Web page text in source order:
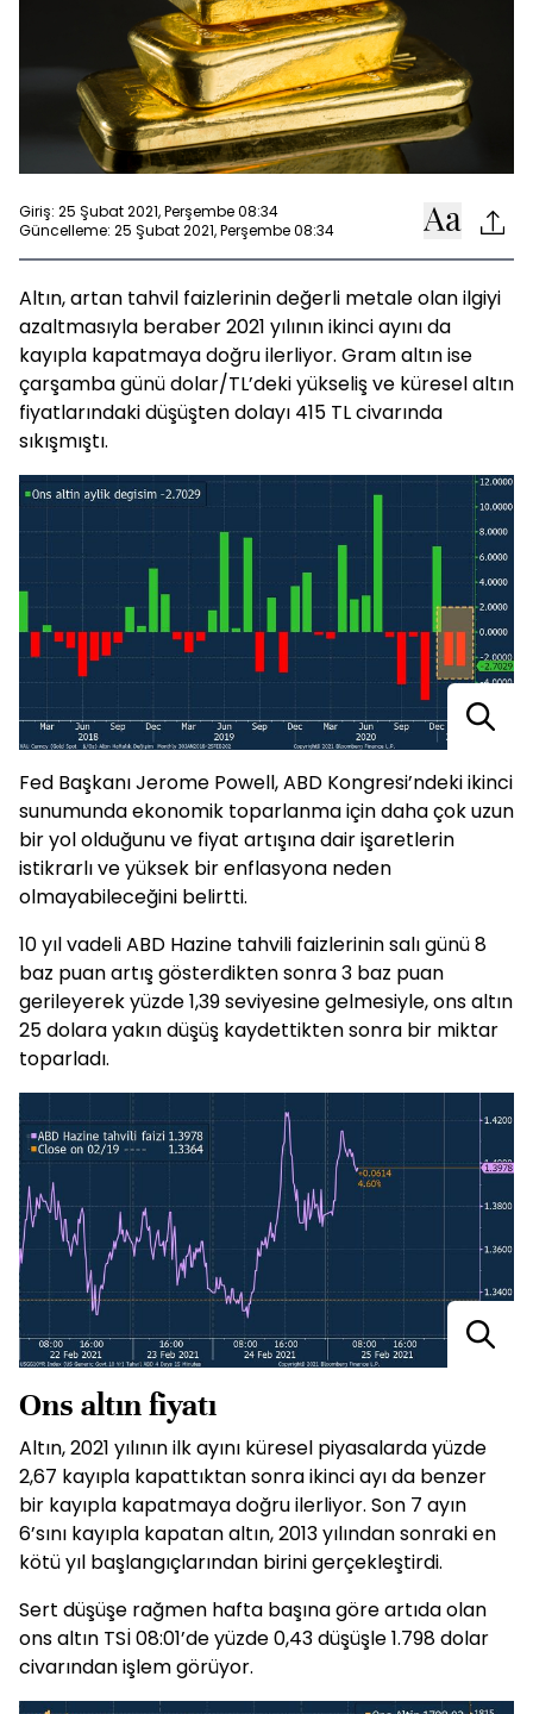
Giriş: 25 Şubat 2021, Perşembe 08:34
Güncelleme: 25 Şubat 2021, Perşembe 08:34
Altın, artan tahvil faizlerinin değerli metale olan ilgiyi
azaltmasıyla beraber 2021 yılının ikinci ayını da
kayıpla kapatmaya doğru ilerliyor. Gram altın ise
çarşamba günü dolar/TL’deki yükseliş ve küresel altın
fiyatlarındaki düşüşten dolayı 415 TL civarında
sıkışmıştı.
Fed Başkanı Jerome Powell, ABD Kongresi’ndeki ikinci
sunumunda ekonomik toparlanma için daha çok uzun
bir yol olduğunu ve fiyat artışına dair işaretlerin
istikrarlı ve yüksek bir enflasyona neden
olmayabileceğini belirtti.
10 yıl vadeli ABD Hazine tahvili faizlerinin salı günü 8
baz puan artış gösterdikten sonra 3 baz puan
gerileyerek yüzde 1,39 seviyesine gelmesiyle, ons altın
25 dolara yakın düşüş kaydettikten sonra bir miktar
toparladı.
Ons altın fiyatı
Altın, 2021 yılının ilk ayını küresel piyasalarda yüzde
2,67 kayıpla kapattıktan sonra ikinci ayı da benzer
bir kayıpla kapatmaya doğru ilerliyor. Son 7 ayın
6’sını kayıpla kapatan altın, 2013 yılından sonraki en
kötü yıl başlangıçlarından birini gerçekleştirdi.
Sert düşüşe rağmen hafta başına göre artıda olan
ons altın TSİ 08:01’de yüzde 0,43 düşüşle 1.798 dolar
civarından işlem görüyor.